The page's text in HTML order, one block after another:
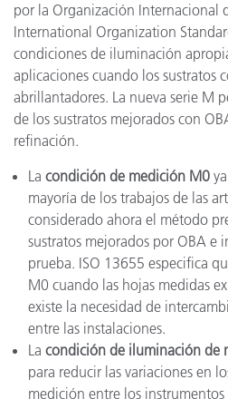
por la Organización Internacional
International Organization
condiciones de iluminación
aplicaciones cuando los sustratos
abrillantadores. La nueva serie M
de los sustratos mejorados con
refinación.
La condición de medición M0
mayoría de los trabajos de las
considerado ahora el método
sustratos mejorados por OBA e
prueba. ISO 13655 especifica
M0 cuando las hojas medidas
existe la necesidad de
entre las instalaciones.
La condición de iluminación de
para reducir las variaciones en
medición entre los